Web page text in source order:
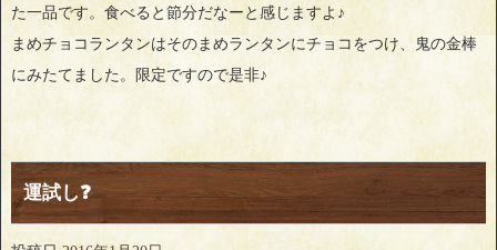
た一品です。食べると節分だなーと感じますよ♪
まめチョコランタンはそのまめランタンにチョコをつけ、鬼の金棒
にみたてました。限定ですので是非♪
運試し❓